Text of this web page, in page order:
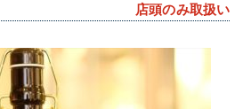
店頭のみ取扱い